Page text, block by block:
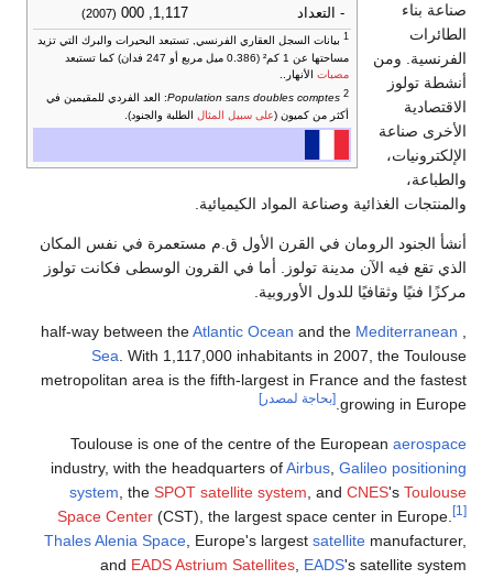
- التعداد 1,117, 000
(2007)
1 بيانات السجل العقاري الفرنسي, تستبعد البحيرات والبرك التي تزيد
مساحتها عن 1 كم² (0.386 ميل مربع أو 247 فدان) كما تستبعد
مصبات الأنهار..
2
Population sans doubles comptes: العد الفردي للمقيمين في
أكثر من كميون (على سبيل المثال الطلبة والجنود).
صناعة بناء
الطائرات
الفرنسية. ومن
أنشطة تولوز
الاقتصادية
الأخرى صناعة
الإلكترونيات،
والطباعة،
والمنتجات الغذائية وصناعة المواد الكيميائية.
أنشأ الجنود الرومان في القرن الأول ق.م مستعمرة في نفس المكان
الذي تقع فيه الآن مدينة تولوز. أما في القرون الوسطى فكانت تولوز
مركزًا فنيًا وثقافيًا للدول الأوروبية.
Atlantic Ocean and the Mediterranean
Sea . With 1,117,000 inhabitants in 2007, the Toulouse
metropolitan area is the fifth-largest in France and the fastest
growing in Europe. [بحاجة لمصدر]
Toulouse is one of the centre of the European aerospace
industry, with the headquarters ofAirbus Galileo positioning
system , the SPOT satellite system , and CNES's Toulouse
Space Center (CST), the largest space center in Europe. [1]
Thales Alenia Space , Europe's largest satellite manufacturer,
and EADS Astrium Satellites EADS's satellite system